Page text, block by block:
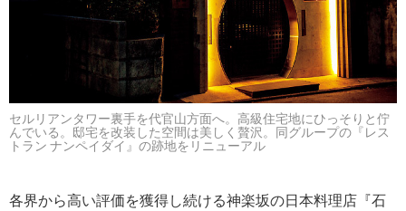
セルリアンタワー裏手を代官山方面へ。高級住宅地にひっそりと佇
んでいる。邸宅を改装した空間は美しく贅沢。同グループの『レス
トラン ナンペイダイ』の跡地をリニューアル
各界から高い評価を獲得し続ける神楽坂の日本料理店『石